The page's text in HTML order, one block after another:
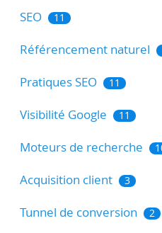
SEO 11
Référencement naturel
Pratiques SEO 11
Visibilité Google 11
Moteurs de recherche
Acquisition client 3
Tunnel de conversion 2